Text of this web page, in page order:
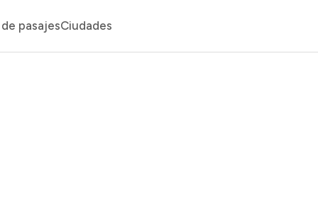
pasajesCiudades